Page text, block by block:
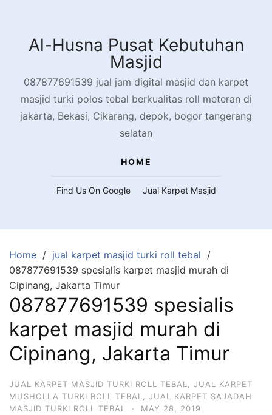
contentAl-Husna Pusat Kebutuhan
Masjid
087877691539 jual jam digital masjid dan karpet
masjid turki polos tebal berkualitas roll meteran di
jakarta, Bekasi, Cikarang, depok, bogor tangerang
selatan
HOME
Find Us On Google Jual Karpet Masjid
Home
jual karpet masjid turki roll tebal
087877691539 spesialis karpet masjid murah di
Cipinang, Jakarta Timur
087877691539 spesialis
karpet masjid murah di
Cipinang, Jakarta Timur
JUAL KARPET MASJID TURKI ROLL TEBAL
JUAL KARPET
MUSHOLLA TURKI ROLL TEBAL
JUAL KARPET SAJADAH
MASJID TURKI ROLL TEBAL
· MAY 28, 2019